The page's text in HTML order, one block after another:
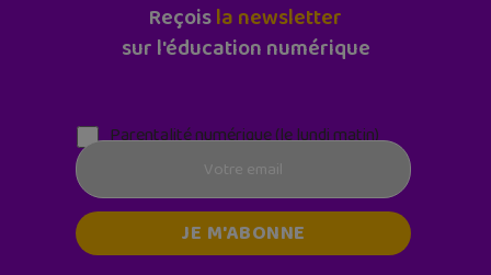
Reçoisla newsletter
sur l'éducation numérique
Parentalité numérique (le lundi matin)